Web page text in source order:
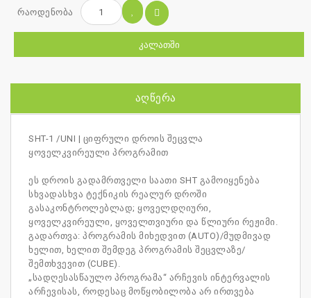
რაოდენობა
ᲙᲐᲚᲐᲗᲨᲘ
ᲐᲦᲬᲔᲠᲐ
SHT-1 /UNI | ციფრული დროის შეცვლა
ყოველკვირეული პროგრამით
ეს დროის გადამრთველი საათი SHT გამოიყენება
სხვადასხვა ტექნიკის რეალურ დროში
გასაკონტროლებლად; ყოველდღიური,
ყოველკვირეული, ყოველთვიური და წლიური რეჟიმი.
გადართვა: პროგრამის მიხედვით (AUTO)/მუდმივად
ხელით, ხელით შემდეგ პროგრამის შეცვლაზე/
შემთხვევით (CUBE).
„სადღესასწაულო პროგრამა“ არჩევის ინტერვალის
არჩევისას, როდესაც მოწყობილობა არ ირთვება